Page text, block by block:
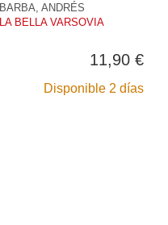
BARBA, ANDRÉS
LA BELLA VARSOVIA
11,90 €
Disponible 2 días